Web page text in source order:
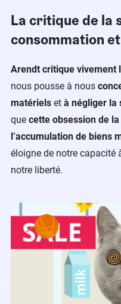
La critique de la
consommation
Arendt critique vivement
nous pousse à nous
matériels et à négliger la
que cette obsession de
l’accumulation de biens
éloigne de notre capacité
notre liberté.